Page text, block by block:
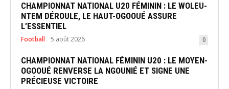
CHAMPIONNAT NATIONAL U20 FÉMININ : LE WOLEU-
NTEM DÉROULE, LE HAUT-OGOOUÉ ASSURE
L’ESSENTIEL
Football 5 août 2026 0
CHAMPIONNAT NATIONAL FÉMININ U20 : LE MOYEN-
OGOOUÉ RENVERSE LA NGOUNIÉ ET SIGNE UNE
PRÉCIEUSE VICTOIRE